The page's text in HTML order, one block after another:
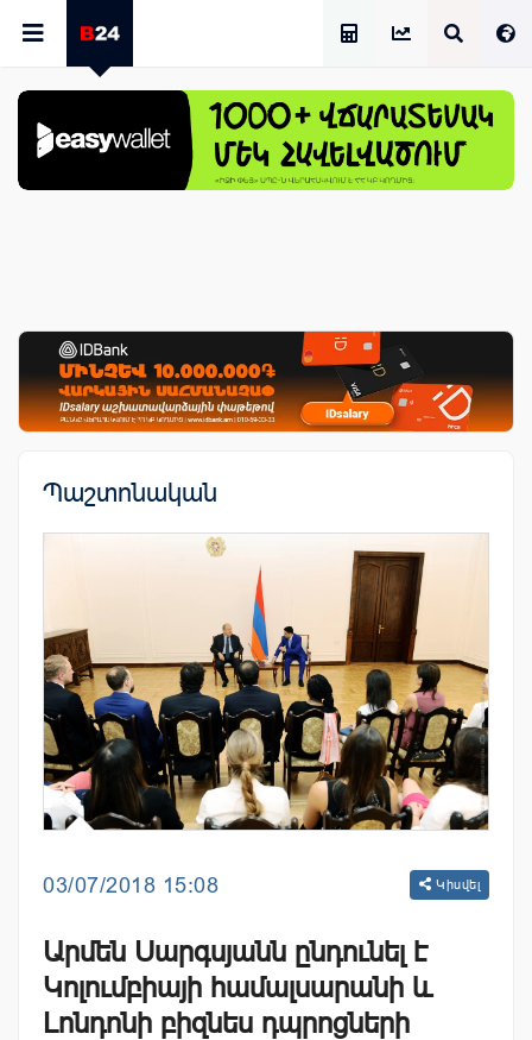
Պաշտոնական
03/07/2018 15:08 Կիսվել
Արմեն Սարգսյանն ընդունել է
Կոլումբիայի համալսարանի և
Լոնդոնի բիզնես դպրոցների